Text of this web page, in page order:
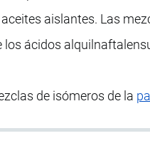
aislantes. Las
ácidos
de isómeros de la